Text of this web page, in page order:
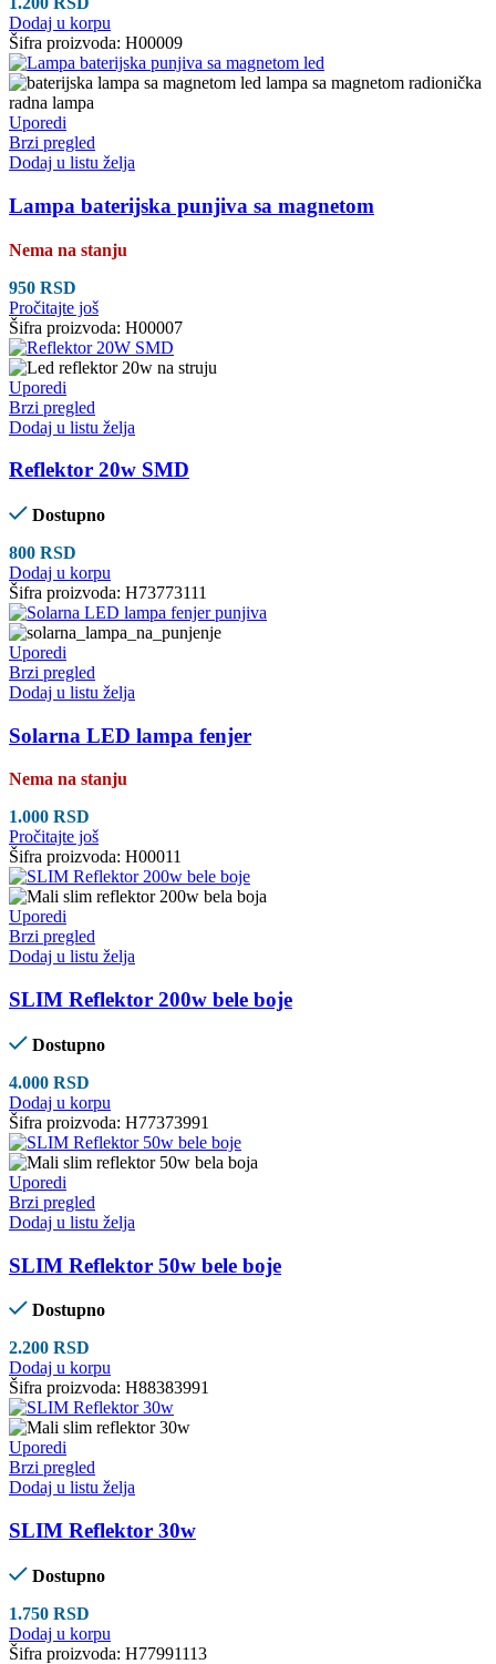
Dodaj u korpu
Šifra proizvoda: H00009
Uporedi
Brzi pregled
Dodaj u listu želja
Lampa baterijska punjiva sa magnetom
Nema na stanju
950 RSD
Pročitajte još
Šifra proizvoda: H00007
Uporedi
Brzi pregled
Dodaj u listu želja
Reflektor 20w SMD
Dostupno
800 RSD
Dodaj u korpu
Šifra proizvoda: H73773111
Uporedi
Brzi pregled
Dodaj u listu želja
Solarna LED lampa fenjer
Nema na stanju
1.000 RSD
Pročitajte još
Šifra proizvoda: H00011
Uporedi
Brzi pregled
Dodaj u listu želja
SLIM Reflektor 200w bele boje
Dostupno
4.000 RSD
Dodaj u korpu
Šifra proizvoda: H77373991
Uporedi
Brzi pregled
Dodaj u listu želja
SLIM Reflektor 50w bele boje
Dostupno
2.200 RSD
Dodaj u korpu
Šifra proizvoda: H88383991
Uporedi
Brzi pregled
Dodaj u listu želja
SLIM Reflektor 30w
Dostupno
1.750 RSD
Dodaj u korpu
Šifra proizvoda: H77991113